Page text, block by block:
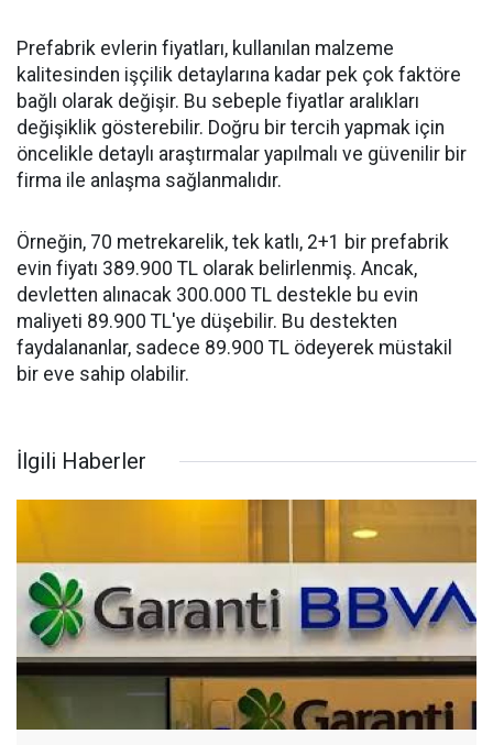
Prefabrik evlerin fiyatları, kullanılan malzeme
kalitesinden işçilik detaylarına kadar pek çok faktöre
bağlı olarak değişir. Bu sebeple fiyatlar aralıkları
değişiklik gösterebilir. Doğru bir tercih yapmak için
öncelikle detaylı araştırmalar yapılmalı ve güvenilir bir
firma ile anlaşma sağlanmalıdır.
Örneğin, 70 metrekarelik, tek katlı, 2+1 bir prefabrik
evin fiyatı 389.900 TL olarak belirlenmiş. Ancak,
devletten alınacak 300.000 TL destekle bu evin
maliyeti 89.900 TL'ye düşebilir. Bu destekten
faydalananlar, sadece 89.900 TL ödeyerek müstakil
bir eve sahip olabilir.
İlgili Haberler